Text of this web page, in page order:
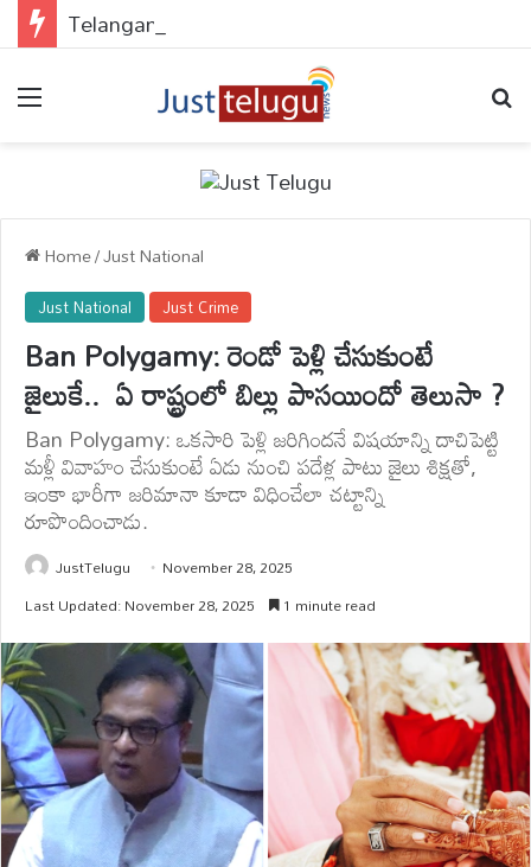
Home/Just National
Just National Just Crime
Ban Polygamy: రెండో పెళ్లి చేసుకుంటే
జైలుకే.. ఏ రాష్ట్రంలో బిల్లు పాసయిందో తెలుసా ?
Ban Polygamy: ఒకసారి పెళ్లి జరిగిందనే విషయాన్ని దాచిపెట్టి
మళ్లీ వివాహం చేసుకుంటే ఏడు నుంచి పదేళ్ల పాటు జైలు శిక్షతో,
ఇంకా భారీగా జరిమానా కూడా విధించేలా చట్టాన్ని
రూపొందించాడు.
JustTelugu
November 28, 2025
Last Updated: November 28, 2025
1 minute read